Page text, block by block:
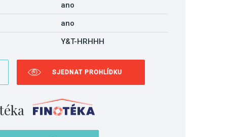
ano
ano
Y&T-HRHHH
SJEDNAT PROHLÍDKU